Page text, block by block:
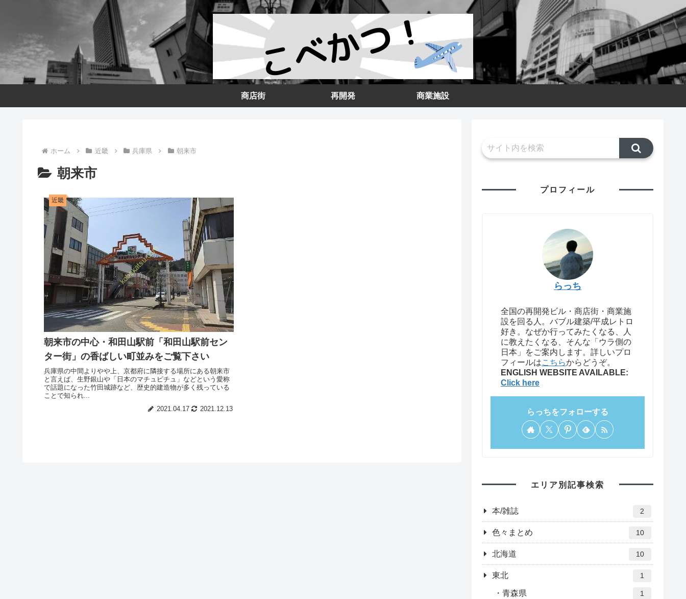
商店街 再開発 商業施設
ホーム 近畿 兵庫県 朝来市
朝来市
近畿
朝来市の中心・和田山駅前「和田山駅前セン
ター街」の香ばしい町並みをご覧下さい
兵庫県の中間よりやや上、京都府に隣接する場所にある朝来市
と言えば、生野銀山や「日本のマチュピチュ」などという愛称
で話題になった竹田城跡など、歴史的建造物が多く残っている
ことで知られ...
2021.04.17
2021.12.13
プロフィール
らっち
全国の再開発ビル・商店街・商業施
設を回る人。バブル建築/平成レトロ
好き。なぜか行ってみたくなる、人
に教えたくなる、そんな「ウラ側の
日本」をご案内します。詳しいプロ
フィールはこちらからどうぞ。
ENGLISH WEBSITE AVAILABLE:
Click here
らっちをフォローする
エリア別記事検索
本/雑誌 2
色々まとめ 10
北海道 10
東北 1
青森県 1